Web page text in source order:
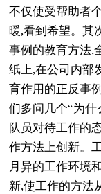
不仅使受帮助者
暖,看到希望。其
事例的教育方法,
纸上,在公司内部
育作用的正反事
们多问几个“为什
队员对待工作的
作方法上创新。
月异的工作环境
新,使工作的方法